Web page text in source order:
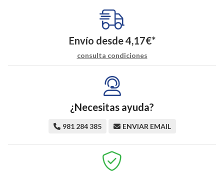
Envío desde4,17€*
consulta condiciones
¿Necesitas ayuda?
981 284 385 ENVIAR EMAIL